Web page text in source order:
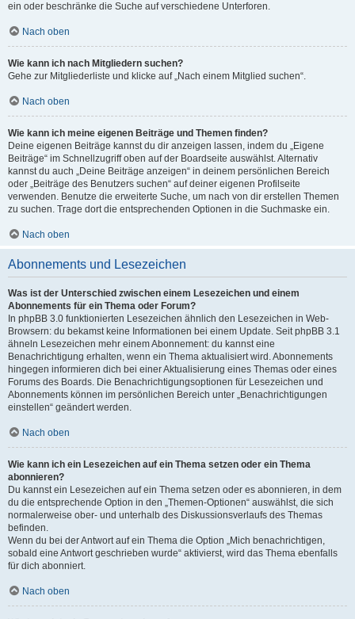
ein oder beschränke die Suche auf verschiedene Unterforen.
Nach oben
Wie kann ich nach Mitgliedern suchen?
Gehe zur Mitgliederliste und klicke auf „Nach einem Mitglied suchen“.
Nach oben
Wie kann ich meine eigenen Beiträge und Themen finden?
Deine eigenen Beiträge kannst du dir anzeigen lassen, indem du „Eigene
Beiträge“ im Schnellzugriff oben auf der Boardseite auswählst. Alternativ
kannst du auch „Deine Beiträge anzeigen“ in deinem persönlichen Bereich
oder „Beiträge des Benutzers suchen“ auf deiner eigenen Profilseite
verwenden. Benutze die erweiterte Suche, um nach von dir erstellen Themen
zu suchen. Trage dort die entsprechenden Optionen in die Suchmaske ein.
Nach oben
Abonnements und Lesezeichen
Was ist der Unterschied zwischen einem Lesezeichen und einem
Abonnements für ein Thema oder Forum?
In phpBB 3.0 funktionierten Lesezeichen ähnlich den Lesezeichen in Web-
Browsern: du bekamst keine Informationen bei einem Update. Seit phpBB 3.1
ähneln Lesezeichen mehr einem Abonnement: du kannst eine
Benachrichtigung erhalten, wenn ein Thema aktualisiert wird. Abonnements
hingegen informieren dich bei einer Aktualisierung eines Themas oder eines
Forums des Boards. Die Benachrichtigungsoptionen für Lesezeichen und
Abonnements können im persönlichen Bereich unter „Benachrichtigungen
einstellen“ geändert werden.
Nach oben
Wie kann ich ein Lesezeichen auf ein Thema setzen oder ein Thema
abonnieren?
Du kannst ein Lesezeichen auf ein Thema setzen oder es abonnieren, in dem
du die entsprechende Option in den „Themen-Optionen“ auswählst, die sich
normalerweise ober- und unterhalb des Diskussionsverlaufs des Themas
befinden.
Wenn du bei der Antwort auf ein Thema die Option „Mich benachrichtigen,
sobald eine Antwort geschrieben wurde“ aktivierst, wird das Thema ebenfalls
für dich abonniert.
Nach oben